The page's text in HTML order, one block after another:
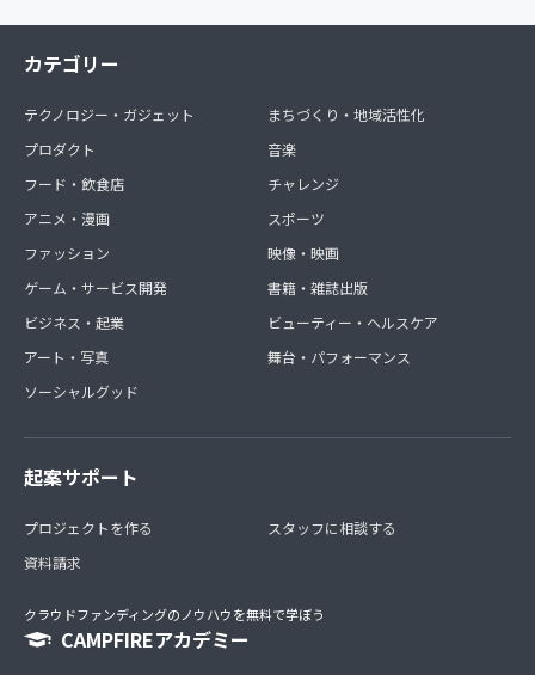
カテゴリー
テクノロジー・ガジェット
プロダクト
フード・飲食店
アニメ・漫画
ファッション
ゲーム・サービス開発
ビジネス・起業
アート・写真
ソーシャルグッド
まちづくり・地域活性化
音楽
チャレンジ
スポーツ
映像・映画
書籍・雑誌出版
ビューティー・ヘルスケア
舞台・パフォーマンス
起案サポート
プロジェクトを作る
資料請求
スタッフに相談する
クラウドファンディングのノウハウを無料で学ぼう
CAMPFIREアカデミー